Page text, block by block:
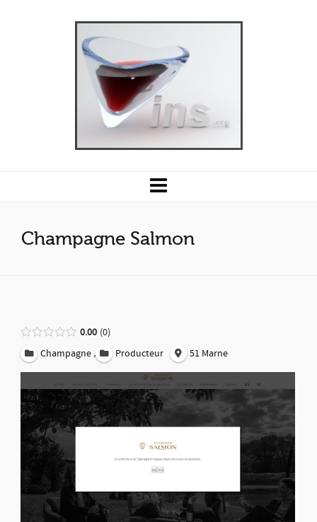
Champagne Salmon
0.00 0
Champagne , Producteur 51 Marne